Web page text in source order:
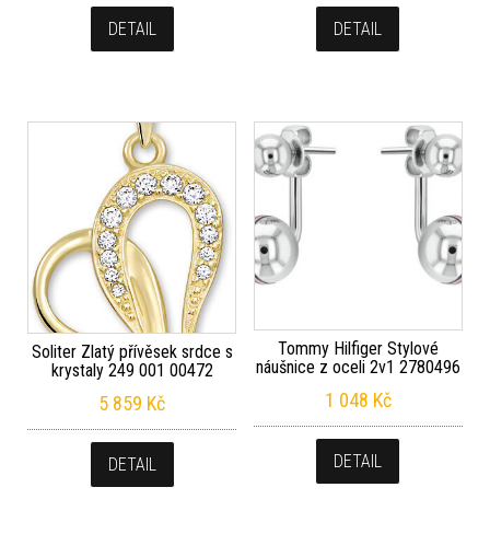
DETAIL DETAIL
Soliter Zlatý přívěsek srdce s
krystaly 249 001 00472
5 859 Kč
DETAIL
Tommy Hilfiger Stylové
náušnice z oceli 2v1 2780496
1 048 Kč
DETAIL